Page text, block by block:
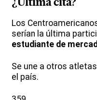
¿Última cita?
Los
serían la última
estudiante de
Se une a otros
el país.